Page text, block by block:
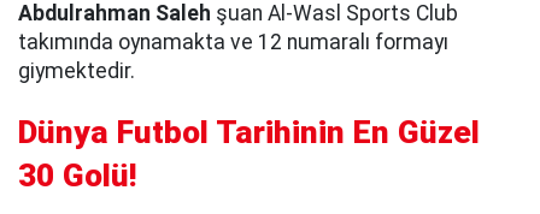
Abdulrahman Saleh şuan Al-Wasl Sports Club
takımında oynamakta ve 12 numaralı formayı
giymektedir.
Dünya Futbol Tarihinin En Güzel
30 Golü!